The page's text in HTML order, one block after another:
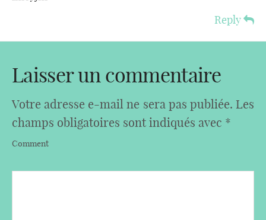
Reply
Laisser un commentaire
Votre adresse e-mail ne sera pas publiée. Les
champs obligatoires sont indiqués avec *
Comment